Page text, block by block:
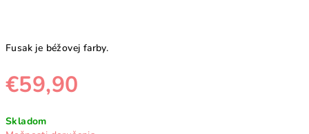
Fusak je béžovej farby.
€59,90
cena:
Skladom